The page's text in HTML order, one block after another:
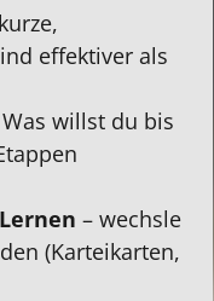
effektiver als
willst du bis
– wechsle
(Karteikarten,